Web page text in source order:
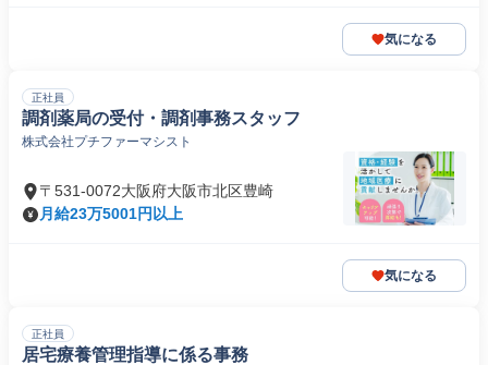
気になる
正社員
調剤薬局の受付・調剤事務スタッフ
株式会社プチファーマシスト
〒531-0072大阪府大阪市北区豊崎
月給23万5001円以上
気になる
正社員
居宅療養管理指導に係る事務